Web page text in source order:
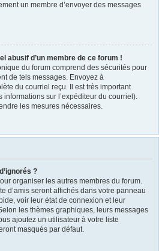
un membre d’envoyer des messages
abusif d’un membre de ce forum !
du forum comprend des sécurités pour
de tels messages. Envoyez à
du courriel reçu. Il est très important
informations sur l’expéditeur du courriel).
les mesures nécessaires.
?
organiser les autres membres du forum.
d’amis seront affichés dans votre panneau
voir leur état de connexion et leur
les thèmes graphiques, leurs messages
ajoutez un utilisateur à votre liste
masqués par défaut.